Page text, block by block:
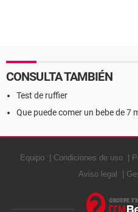
CONSULTA TAMBIÉN
Test de ruffier
Que puede comer un bebe de 7
Equipo Condiciones de uso
Aviso legal